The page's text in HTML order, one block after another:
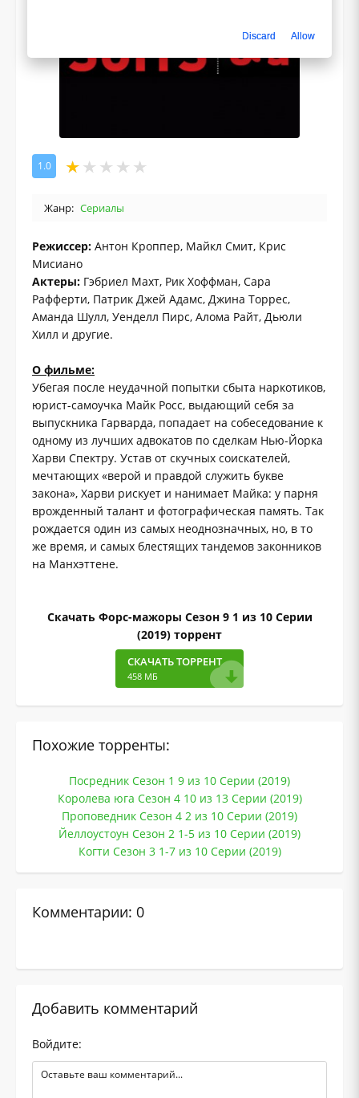
1.0
Жанр: Сериалы
Режиссер: Антон Кроппер, Майкл Смит, Крис
Мисиано
Актеры: Гэбриел Махт, Рик Хоффман, Сара
Рафферти, Патрик Джей Адамс, Джина Торрес,
Аманда Шулл, Уенделл Пирс, Алома Райт, Дьюли
Хилл и другие.
О фильме:
Убегая после неудачной попытки сбыта наркотиков,
юрист-самоучка Майк Росс, выдающий себя за
выпускника Гарварда, попадает на собеседование к
одному из лучших адвокатов по сделкам Нью-Йорка
Харви Спектру. Устав от скучных соискателей,
мечтающих «верой и правдой служить букве
закона», Харви рискует и нанимает Майка: у парня
врожденный талант и фотографическая память. Так
рождается один из самых неоднозначных, но, в то
же время, и самых блестящих тандемов законников
на Манхэттене.
Скачать Форс-мажоры Сезон 9 1 из 10 Серии
(2019) торрент
СКАЧАТЬ ТОРРЕНТ
458 MБ
Похожие торренты:
Посредник Сезон 1 9 из 10 Серии (2019)
Королева юга Сезон 4 10 из 13 Серии (2019)
Проповедник Сезон 4 2 из 10 Серии (2019)
Йеллоустоун Сезон 2 1-5 из 10 Серии (2019)
Когти Сезон 3 1-7 из 10 Серии (2019)
Комментарии: 0
Добавить комментарий
Войдите:
Discard Allow